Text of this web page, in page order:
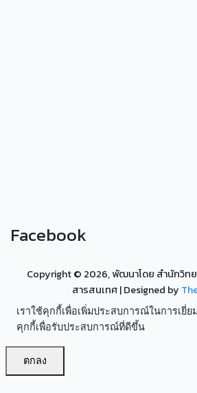
Facebook
Copyright © 2026, พัฒนาโดย สำนักวิทย
สารสนเทศ| Designed by
เราใช้คุกกี้เพื่อเพิ่มประสบการณ์ในการเยี่
คุกกี้เพื่อรับประสบการณ์ที่ดีขึ้น
ตกลง